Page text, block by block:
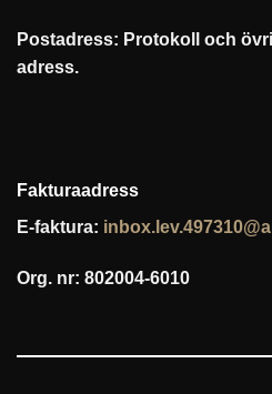
Postadress: Protokoll och
adress.
Fakturaadress
E-faktura:
Org. nr: 802004-6010